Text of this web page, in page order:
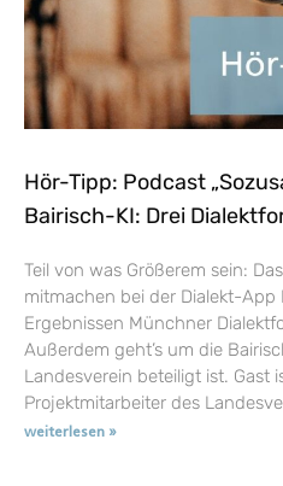
Hör-Tipp: Podcast
Bairisch-KI: Drei
Teil von was Größerem sein:
mitmachen bei der Dialekt-
Ergebnissen Münchner
Außerdem geht’s um die
Landesverein beteiligt ist. Gast
Projektmitarbeiter des
weiterlesen »